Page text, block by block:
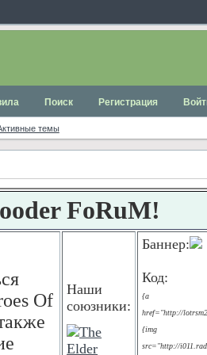
Поиск Регистрация
темы
FoRuM!
Of
Наши
союзники:
Баннер:
Код:
{a
href="http://
{img
src="http://